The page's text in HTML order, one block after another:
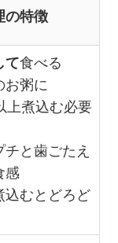
の特徴
て食べる
お粥に
上煮込む必要
チと歯ごたえ
感
込むとどろど